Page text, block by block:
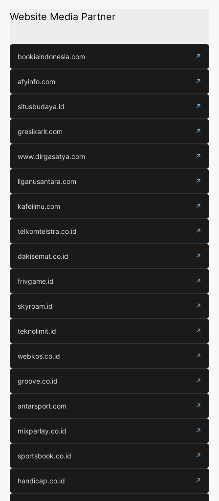
Website Media Partner
bookieindonesia.com ↗
afyinfo.com ↗
situsbudaya.id ↗
gresikarir.com ↗
www.dirgasatya.com ↗
liganusantara.com ↗
kafeilmu.com ↗
telkomtelstra.co.id ↗
dakisemut.co.id ↗
frivgame.id ↗
skyroam.id ↗
teknolimit.id ↗
webkos.co.id ↗
groove.co.id ↗
antarsport.com ↗
mixparlay.co.id ↗
sportsbook.co.id ↗
handicap.co.id ↗